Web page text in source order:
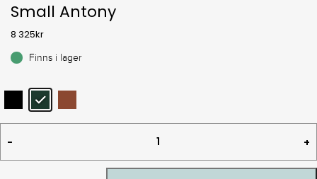
Small Antony
8 325kr
Finns i lager
Antony
quantity